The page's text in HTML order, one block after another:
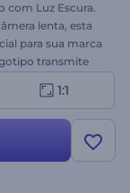
com Luz Escura.
lenta, esta
para sua marca
transmite
para
de produtos,
alguns minutos.
1:1